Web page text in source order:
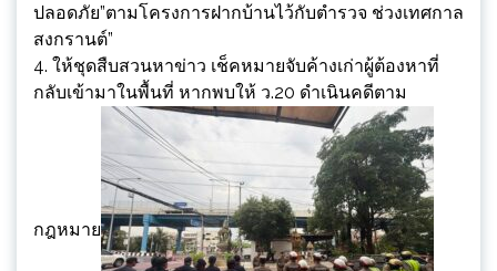
ปลอดภัย”ตามโครงการฝากบ้านไว้กับตำรวจ ช่วงเทศกาล
สงกรานต์”
4. ให้ชุดสืบสวนหาข่าว เช็คหมายจับค้างเก่าผู้ต้องหาที่
กลับเข้ามาในพื้นที่ หากพบให้ ว.20 ดำเนินคดีตาม
กฎหมาย